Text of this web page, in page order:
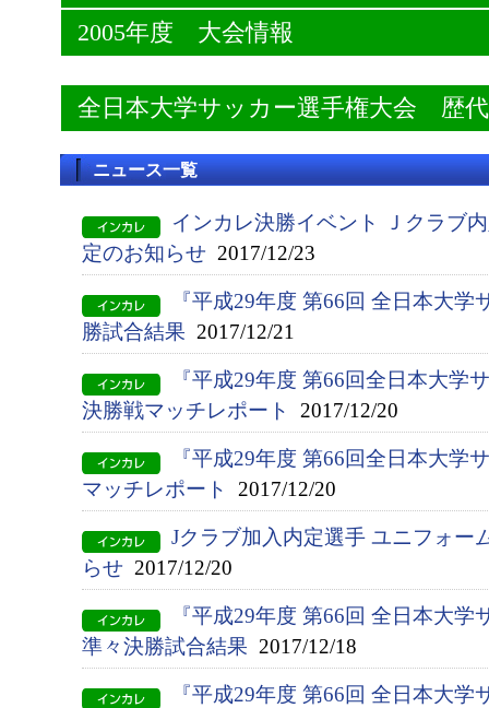
2005年度 大会情報
全日本大学サッカー選手権大会 歴
ニュース一覧
インカレ決勝イベント Ｊクラブ
定のお知らせ 2017/12/23
『平成29年度 第66回 全日本大
勝試合結果 2017/12/21
『平成29年度 第66回全日本大学
決勝戦マッチレポート
2017/12/20
『平成29年度 第66回全日本大学
マッチレポート
2017/12/20
Jクラブ加入内定選手 ユニフォー
らせ 2017/12/20
『平成29年度 第66回 全日本大
準々決勝試合結果 2017/12/18
『平成29年度 第66回 全日本大